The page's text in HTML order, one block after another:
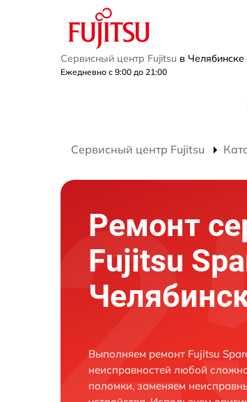
Сервисный центр Fujitsu в Челябинске
Ежедневно с 9:00 до 21:00
Сервисный центр Fujitsu
Ремонт
Fujitsu
Выполняем ремонт Fujitsu
неисправностей любой
поломки, заменяем